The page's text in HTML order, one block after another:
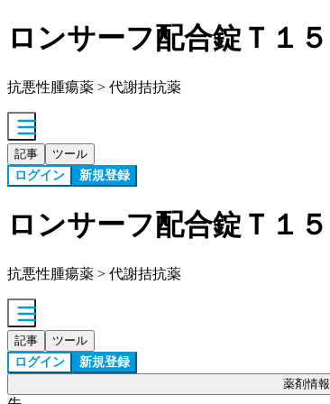
ロンサーフ配合錠Ｔ１５
抗悪性腫瘍薬 > 代謝拮抗薬
記事 ツール
ログイン 新規登録
ロンサーフ配合錠Ｔ１５
抗悪性腫瘍薬 > 代謝拮抗薬
記事 ツール
ログイン 新規登録
薬剤情報